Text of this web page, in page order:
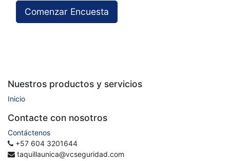
Comenzar Encuesta
Nuestros productos y servicios
Inicio
Contacte con nosotros
Contáctenos
+57 604 3201644
taquillaunica@vcseguridad.com